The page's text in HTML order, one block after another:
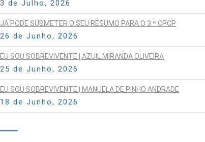
3 de Julho, 2026
JÁ PODE SUBMETER O SEU RESUMO PARA O 3.º CPCP
26 de Junho, 2026
EU SOU SOBREVIVENTE | AZUIL MIRANDA OLIVEIRA
25 de Junho, 2026
EU SOU SOBREVIVENTE | MANUELA DE PINHO ANDRADE
18 de Junho, 2026